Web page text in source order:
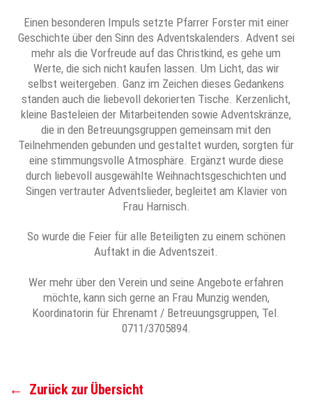
Einen besonderen Impuls setzte Pfarrer Forster mit einer
Geschichte über den Sinn des Adventskalenders. Advent sei
mehr als die Vorfreude auf das Christkind, es gehe um
Werte, die sich nicht kaufen lassen. Um Licht, das wir
selbst weitergeben. Ganz im Zeichen dieses Gedankens
standen auch die liebevoll dekorierten Tische. Kerzenlicht,
kleine Basteleien der Mitarbeitenden sowie Adventskränze,
die in den Betreuungsgruppen gemeinsam mit den
Teilnehmenden gebunden und gestaltet wurden, sorgten für
eine stimmungsvolle Atmosphäre. Ergänzt wurde diese
durch liebevoll ausgewählte Weihnachtsgeschichten und
Singen vertrauter Adventslieder, begleitet am Klavier von
Frau Harnisch.
So wurde die Feier für alle Beteiligten zu einem schönen
Auftakt in die Adventszeit.
Wer mehr über den Verein und seine Angebote erfahren
möchte, kann sich gerne an Frau Munzig wenden,
Koordinatorin für Ehrenamt / Betreuungsgruppen, Tel.
0711/3705894.
← Zurück zur Übersicht